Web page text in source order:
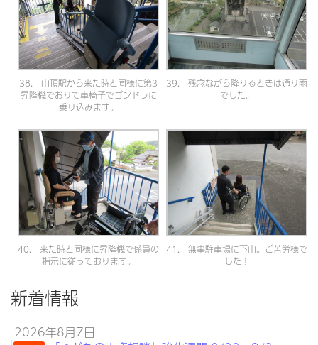
38. 山頂駅から来た時と同様に第3
昇降機でおりて車椅子でゴンドラに
乗り込みます。
39. 残念ながら降りるときは通り雨
でした。
40. 来た時と同様に昇降機で係員の
指示に従っております。
41. 無事駐車場に下山。ご苦労様で
した！
新着情報
2026年8月7日